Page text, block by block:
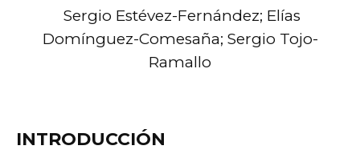
Sergio Estévez-Fernández; Elías
Domínguez-Comesaña; Sergio Tojo-
Ramallo
INTRODUCCIÓN